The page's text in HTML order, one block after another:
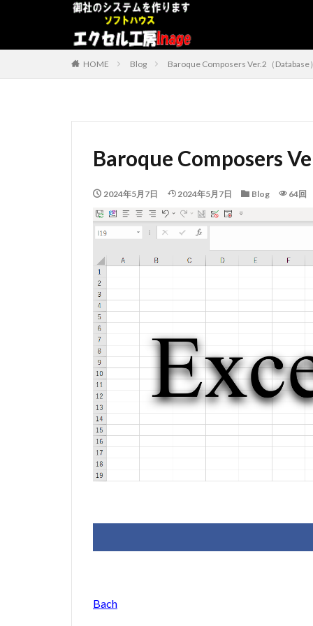
HOME Blog Baroque Composers Ver.2（Database）
Baroque Composers
2024年5月7日 2024年5月7日 Blog 64回
Bach
カテゴリー
#adrenaline
データベース
プログラムインス
うざい広告
BWV
VB.NET
レ
検索
歯科医
税額表
税額
顧客管理システム
仕入売上在庫管理